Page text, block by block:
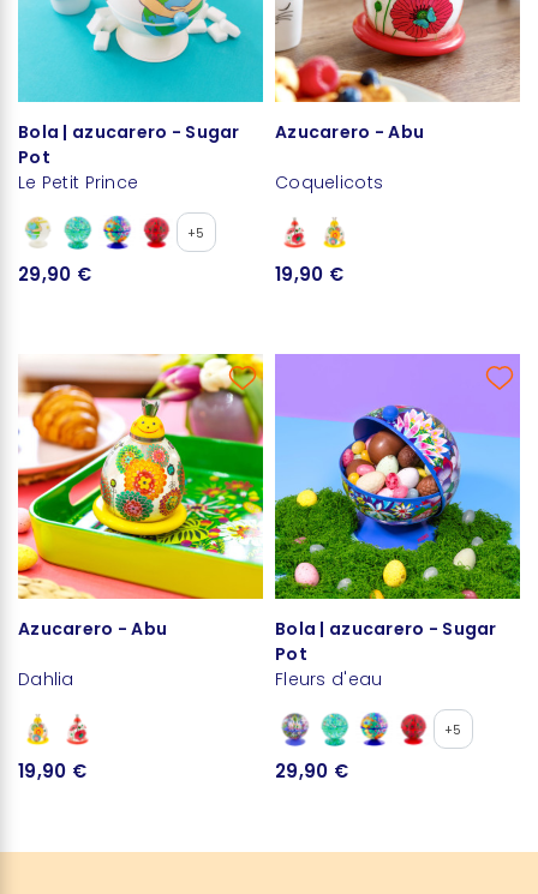
Bola | azucarero - Sugar
Pot
Le Petit Prince
+5
29,90 €
Azucarero - Abu
Coquelicots
19,90 €
Azucarero - Abu
Dahlia
19,90 €
Bola | azucarero - Sugar
Pot
Fleurs d'eau
+5
29,90 €